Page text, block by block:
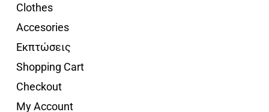
Clothes
Accesories
Εκπτώσεις
Shopping Cart
Checkout
My Account